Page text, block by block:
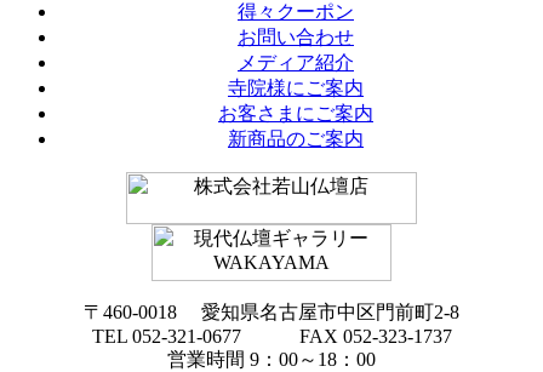
得々クーポン
お問い合わせ
メディア紹介
寺院様にご案内
お客さまにご案内
新商品のご案内
〒460-0018 愛知県名古屋市中区門前町2-8
TEL 052-321-0677 FAX 052-323-1737
営業時間 9：00～18：00